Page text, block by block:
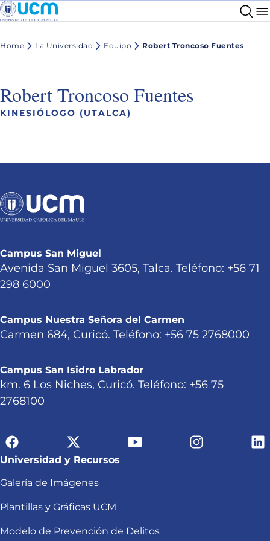
Home La Universidad Equipo Robert Troncoso Fuentes
Robert Troncoso Fuentes
KINESIÓLOGO (UTALCA)
Campus San Miguel
Avenida San Miguel 3605, Talca. Teléfono: +56 71
298 6000
Campus Nuestra Señora del Carmen
Carmen 684, Curicó. Teléfono: +56 75 2768000
Campus San Isidro Labrador
km. 6 Los Niches, Curicó. Teléfono: +56 75
2768100
Universidad y Recursos
Galería de Imágenes
Plantillas y Gráficas UCM
Modelo de Prevención de Delitos